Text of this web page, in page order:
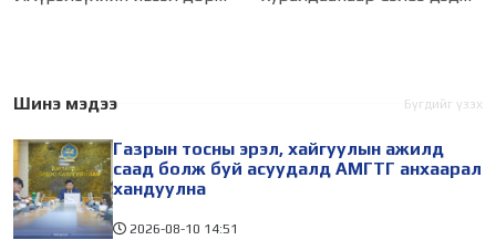
монголч эрдэмтний XIII Их
ны өдрүүдэд зохион
байгуулагдаж
хэлэлцүүлж батлуулав.
Чингэлтэйн 14, 18 дугаар
Шинэ мэдээ Бүгдийг үзэх
Газрын тосны эрэл, хайгуулын ажилд
саад болж буй асуудалд АМГТГ анхаарал
хандуулна
2026-08-10 14:51